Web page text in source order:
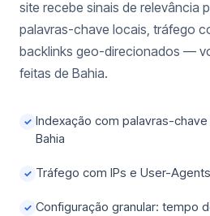
site recebe sinais de relevância
palavras-chave locais, tráfego
backlinks geo-direcionados —
feitas de Bahia.
✓ Indexação com palavras-
Bahia
✓ Tráfego com IPs e User-
✓ Configuração granular: tempo